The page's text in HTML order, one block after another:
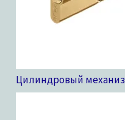
Цилиндровый